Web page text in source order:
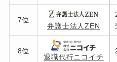
7位
弁護士法人ZEN
8位
退職代行ニコイチ